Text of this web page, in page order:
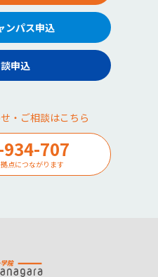
ンパス申込
申込
・ご相談はこちら
707
点につながります